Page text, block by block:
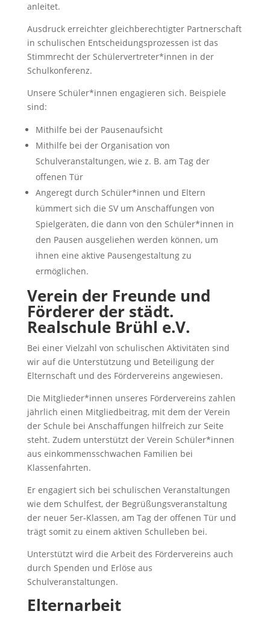
anleitet.
Ausdruck erreichter gleichberechtigter Partnerschaft
in schulischen Entscheidungsprozessen ist das
Stimmrecht der Schülervertreter*innen in der
Schulkonferenz.
Unsere Schüler*innen engagieren sich. Beispiele
sind:
Mithilfe bei der Pausenaufsicht
Mithilfe bei der Organisation von
Schulveranstaltungen, wie z. B. am Tag der
offenen Tür
Angeregt durch Schüler*innen und Eltern
kümmert sich die SV um Anschaffungen von
Spielgeräten, die dann von den Schüler*innen in
den Pausen ausgeliehen werden können, um
ihnen eine aktive Pausengestaltung zu
ermöglichen.
Verein der Freunde und
Förderer der städt.
Realschule Brühl e.V.
Bei einer Vielzahl von schulischen Aktivitäten sind
wir auf die Unterstützung und Beteiligung der
Elternschaft und des Fördervereins angewiesen.
Die Mitglieder*innen unseres Fördervereins zahlen
jährlich einen Mitgliedbeitrag, mit dem der Verein
der Schule bei Anschaffungen hilfreich zur Seite
steht. Zudem unterstützt der Verein Schüler*innen
aus einkommensschwachen Familien bei
Klassenfahrten.
Er engagiert sich bei schulischen Veranstaltungen
wie dem Schulfest, der Begrüßungsveranstaltung
der neuer 5er-Klassen, am Tag der offenen Tür und
trägt somit zu einem aktiven Schulleben bei.
Unterstützt wird die Arbeit des Fördervereins auch
durch Spenden und Erlöse aus
Schulveranstaltungen.
Elternarbeit